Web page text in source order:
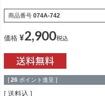
商品番号 074A-742
価格 ¥2,900税込
[ 26 ポイント進呈 ]
送料込